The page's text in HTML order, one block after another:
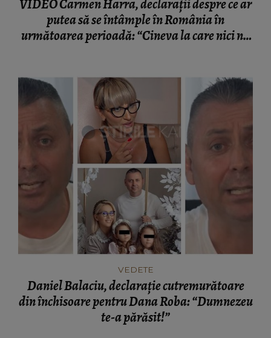
VIDEO Carmen Harra, declarații despre ce ar
putea să se întâmple în România în
următoarea perioadă: “Cineva la care nici nu
VEDETE
Daniel Balaciu, declarație cutremurătoare
din închisoare pentru Dana Roba: “Dumnezeu
te-a părăsit!”